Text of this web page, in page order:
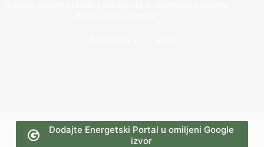
Dodajte Energetski Portal u omiljeni Google
izvor